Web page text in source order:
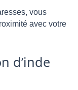
vous
avec votre
d’inde